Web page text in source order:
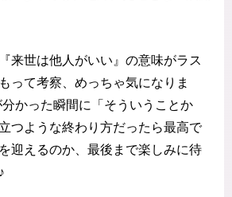
来世は他人がいい』の意味がラス
って考察、めっちゃ気になりま
かった瞬間に「そういうことか
つような終わり方だったら最高で
迎えるのか、最後まで楽しみに待